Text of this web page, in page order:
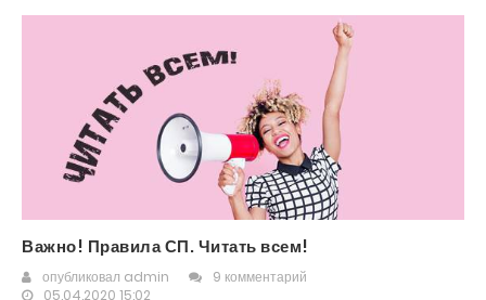
Важно! Правила СП. Читать всем!
опубликовал admin
9 комментарий
05.04.2020 15:02